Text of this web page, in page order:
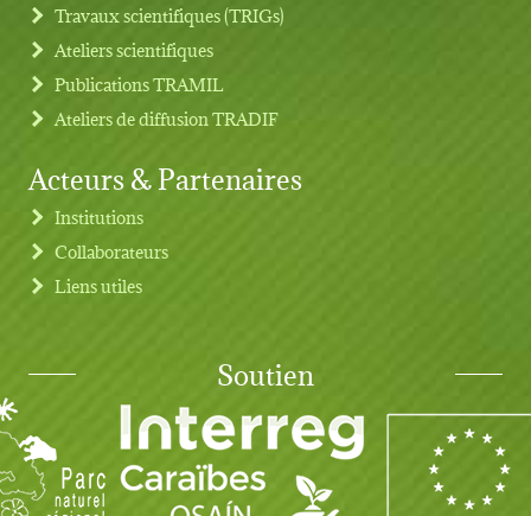
Travaux scientifiques (TRIGs)
Ateliers scientifiques
Publications TRAMIL
Ateliers de diffusion TRADIF
Acteurs & Partenaires
Institutions
Collaborateurs
Liens utiles
Soutien